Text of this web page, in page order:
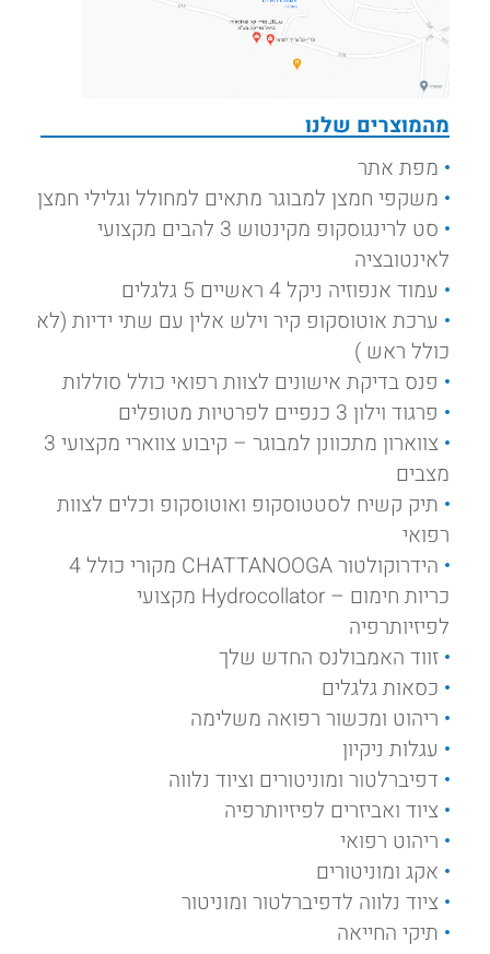
מהמוצרים שלנו
מפת אתר
משקפי חמצן למבוגר מתאים למחולל וגלילי חמצן
סט לרינגוסקופ מקינטוש 3 להבים מקצועי
לאינטובציה
עמוד אנפוזיה ניקל 4 ראשיים 5 גלגלים
ערכת אוטוסקופ קיר וילש אלין עם שתי ידיות (לא
כולל ראש )
פנס בדיקת אישונים לצוות רפואי כולל סוללות
פרגוד וילון 3 כנפיים לפרטיות מטופלים
צווארון מתכוונן למבוגר – קיבוע צווארי מקצועי 3
מצבים
תיק קשיח לסטטוסקופ ואוטוסקופ וכלים לצוות
רפואי
הידרוקולטור CHATTANOOGA מקורי כולל 4
כריות חימום – Hydrocollator מקצועי
לפיזיותרפיה
זווד האמבולנס החדש שלך
כסאות גלגלים
ריהוט ומכשור רפואה משלימה
עגלות ניקיון
דפיברלטור ומוניטורים וציוד נלווה
ציוד ואביזרים לפיזיותרפיה
ריהוט רפואי
אקג ומוניטורים
ציוד נלווה לדפיברלטור ומוניטור
תיקי החייאה